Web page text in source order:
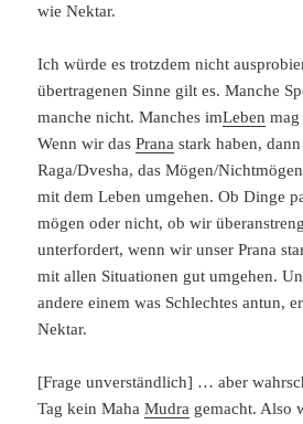
wie Nektar.
Ich würde es trotzdem nicht
übertragenen Sinne gilt es. Manche
manche nicht. Manches imLeben mag
Wenn wir dasPrana stark haben,
Raga/Dvesha, das Mögen/
mit dem Leben umgehen. Ob Dinge
mögen oder nicht, ob wir
unterfordert, wenn wir unser Prana
mit allen Situationen gut umgehen.
andere einem was Schlechtes antun,
Nektar.
[Frage unverständlich] … aber
Tag kein MahaMudra gemacht. Also